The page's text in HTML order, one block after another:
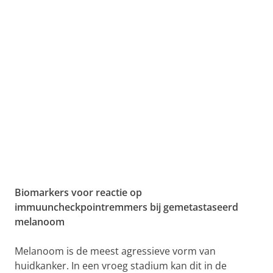
Biomarkers voor reactie op
immuuncheckpointremmers bij gemetastaseerd
melanoom
Melanoom is de meest agressieve vorm van
huidkanker. In een vroeg stadium kan dit in de